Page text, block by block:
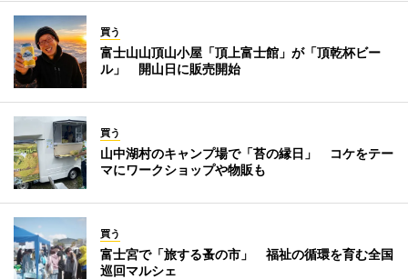
買う
富士山山頂山小屋「頂上富士館」が「頂乾杯ビー
ル」 開山日に販売開始
買う
山中湖村のキャンプ場で「苔の縁日」 コケをテー
マにワークショップや物販も
買う
富士宮で「旅する蚤の市」 福祉の循環を育む全国
巡回マルシェ